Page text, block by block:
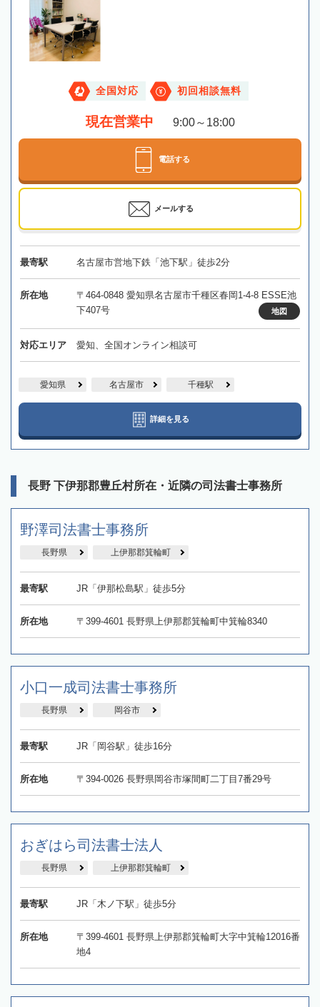
全国対応 初回相談無料
現在営業中 9:00～18:00
電話する
メールする
最寄駅 名古屋市営地下鉄「池下駅」徒歩2分
所在地
〒464-0848 愛知県名古屋市千種区春岡1-4-8 ESSE池
下407号
地図
対応エリア 愛知、全国オンライン相談可
愛知県 名古屋市 千種駅
詳細を見る
長野 下伊那郡豊丘村所在・近隣の司法書士事務所
野澤司法書士事務所
長野県 上伊那郡箕輪町
最寄駅 JR「伊那松島駅」徒歩5分
所在地 〒399-4601 長野県上伊那郡箕輪町中箕輪8340
小口一成司法書士事務所
長野県 岡谷市
最寄駅 JR「岡谷駅」徒歩16分
所在地 〒394-0026 長野県岡谷市塚間町二丁目7番29号
おぎはら司法書士法人
長野県 上伊那郡箕輪町
最寄駅 JR「木ノ下駅」徒歩5分
所在地
〒399-4601 長野県上伊那郡箕輪町大字中箕輪12016番
地4